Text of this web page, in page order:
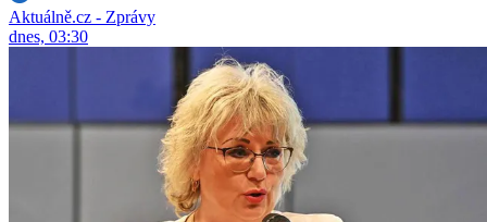
Aktuálně.cz - Zprávy
dnes, 03:30